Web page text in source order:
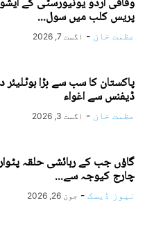
پریس کلب میں سول...
عظمت خان - اگست 7, 2026
پاکستان کا سب سے بڑا ہوٹلیئر
ڈیفنس سے اغواء
عظمت خان - اگست 3, 2026
گاؤں جب کے رہائشی حلقہ
چارج کیوجہ سے...
نیوز ڈیسک - جون 26, 2026